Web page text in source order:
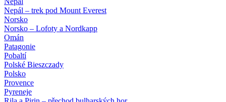
Nepál – trek pod Mount Everest
Norsko
Norsko – Lofoty a Nordkapp
Omán
Patagonie
Pobaltí
Polské Bieszczady
Polsko
Provence
Pyreneje